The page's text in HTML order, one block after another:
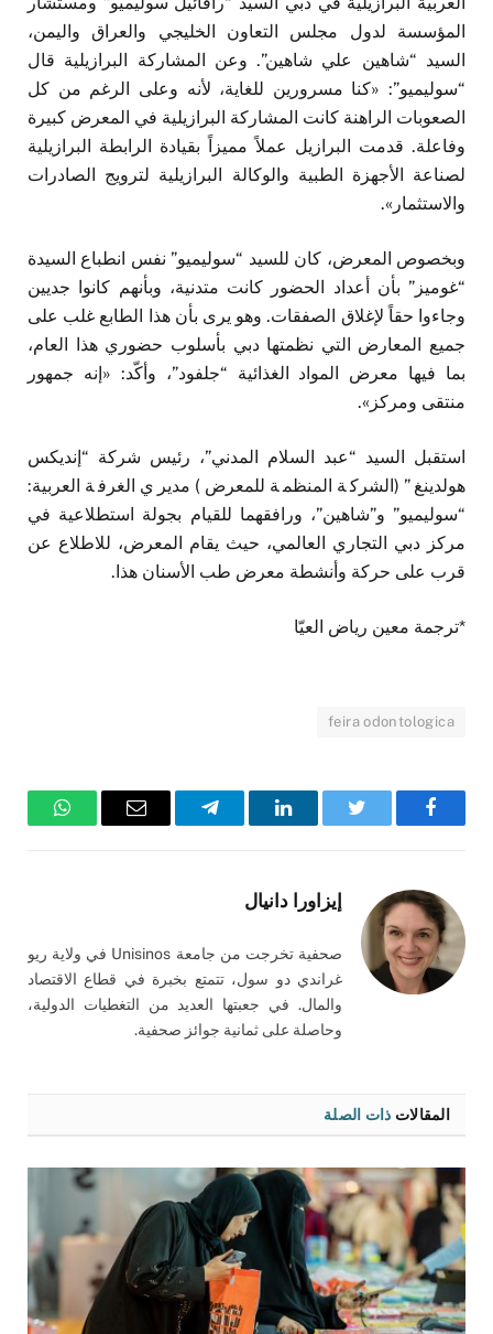
المؤسسة لدول مجلس التعاون الخليجي والعراق واليمن،
السيد “شاهين علي شاهين”. وعن المشاركة البرازيلية قال
“سوليميو”: «كنا مسرورين للغاية، لأنه وعلى الرغم من كل
الصعوبات الراهنة كانت المشاركة البرازيلية في المعرض كبيرة
وفاعلة. قدمت البرازيل عملاً مميزاً بقيادة الرابطة البرازيلية
لصناعة الأجهزة الطبية والوكالة البرازيلية لترويج الصادرات
والاستثمار».
وبخصوص المعرض، كان للسيد “سوليميو” نفس انطباع السيدة
“غوميز” بأن أعداد الحضور كانت متدنية، وبأنهم كانوا جديين
وجاءوا حقاً لإغلاق الصفقات. وهو يرى بأن هذا الطابع غلب على
جميع المعارض التي نظمتها دبي بأسلوب حضوري هذا العام،
بما فيها معرض المواد الغذائية “جلفود”، وأكّد: «إنه جمهور
منتقى ومركز».
استقبل السيد “عبد السلام المدني”، رئيس شركة “إنديكس
هولدينغ” (الشركة المنظمة للمعرض) مديري الغرفة العربية:
“سوليميو” و”شاهين”، ورافقهما للقيام بجولة استطلاعية في
مركز دبي التجاري العالمي، حيث يقام المعرض، للاطلاع عن
قرب على حركة وأنشطة معرض طب الأسنان هذا.
*ترجمة معين رياض العيّا
feira odontologica
فيسبوك تويتر لينكدإن تيلقرام
البريد
واتساب
إيزاورا دانيال
صحفية تخرجت من جامعة Unisinos في ولاية ريو
غراندي دو سول، تتمتع بخبرة في قطاع الاقتصاد
والمال. في جعبتها العديد من التغطيات الدولية،
وحاصلة على ثمانية جوائز صحفية.
المقالات ذات الصلة